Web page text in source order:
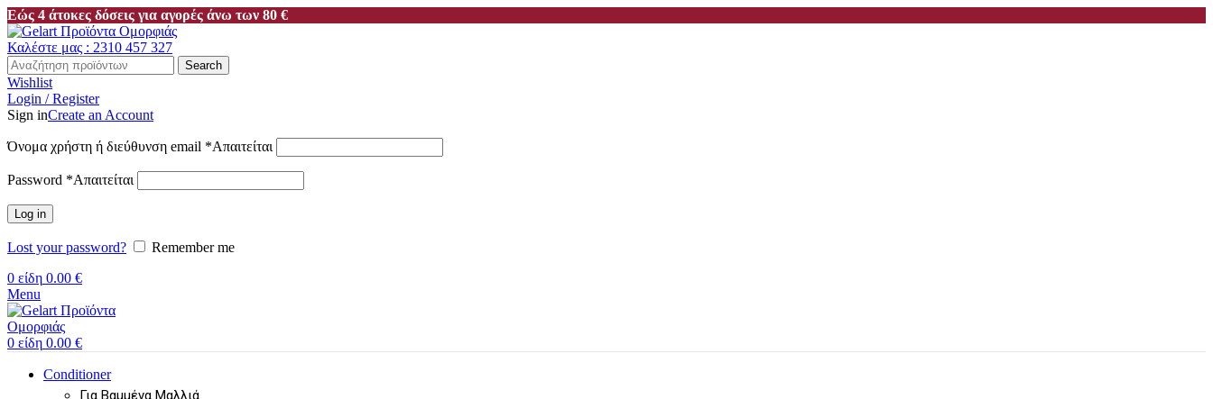
Εώς 4 άτοκες δόσεις για αγορές άνω των 80 €
Καλέστε μας : 2310 457 327
Search
Wishlist
Login / Register
Sign inCreate an Account
Όνομα χρήστη ή διεύθυνση email *Απαιτείται
Password *Απαιτείται
Log in
Lost your password?
Remember me
0 είδη 0.00 €
Menu
0 είδη 0.00 €
Conditioner
Για Βαμμένα Μαλλιά